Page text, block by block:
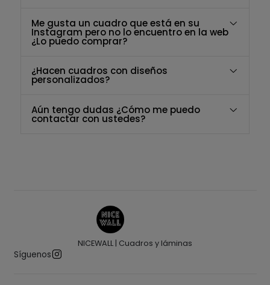
Me gusta un cuadro que está en su
Instagram pero no lo encuentro en la web
¿Lo puedo comprar?
¿Hacen cuadros con diseños
personalizados?
Aún tengo dudas ¿Cómo me puedo
contactar con ustedes?
NICEWALL | Cuadros y láminas
Síguenos